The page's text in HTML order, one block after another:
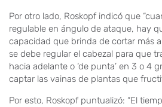
Por otro lado, Roskopf indicó que
regulable en ángulo de ataque, hay
capacidad que brinda de cortar más
se debe regular el cabezal para que
hacia adelante o ‘de punta’ en 3 o 4
captar las vainas de plantas que
Por esto, Roskopf puntualizó: “El